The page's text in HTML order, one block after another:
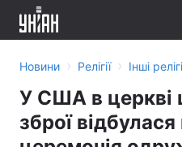
Новини › Релігії › Інші
У США в церкві
зброї